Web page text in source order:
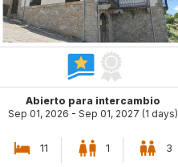
Abierto para intercambio
Sep 01, 2026 - Sep 01, 2027 (1 days)
11 1 3